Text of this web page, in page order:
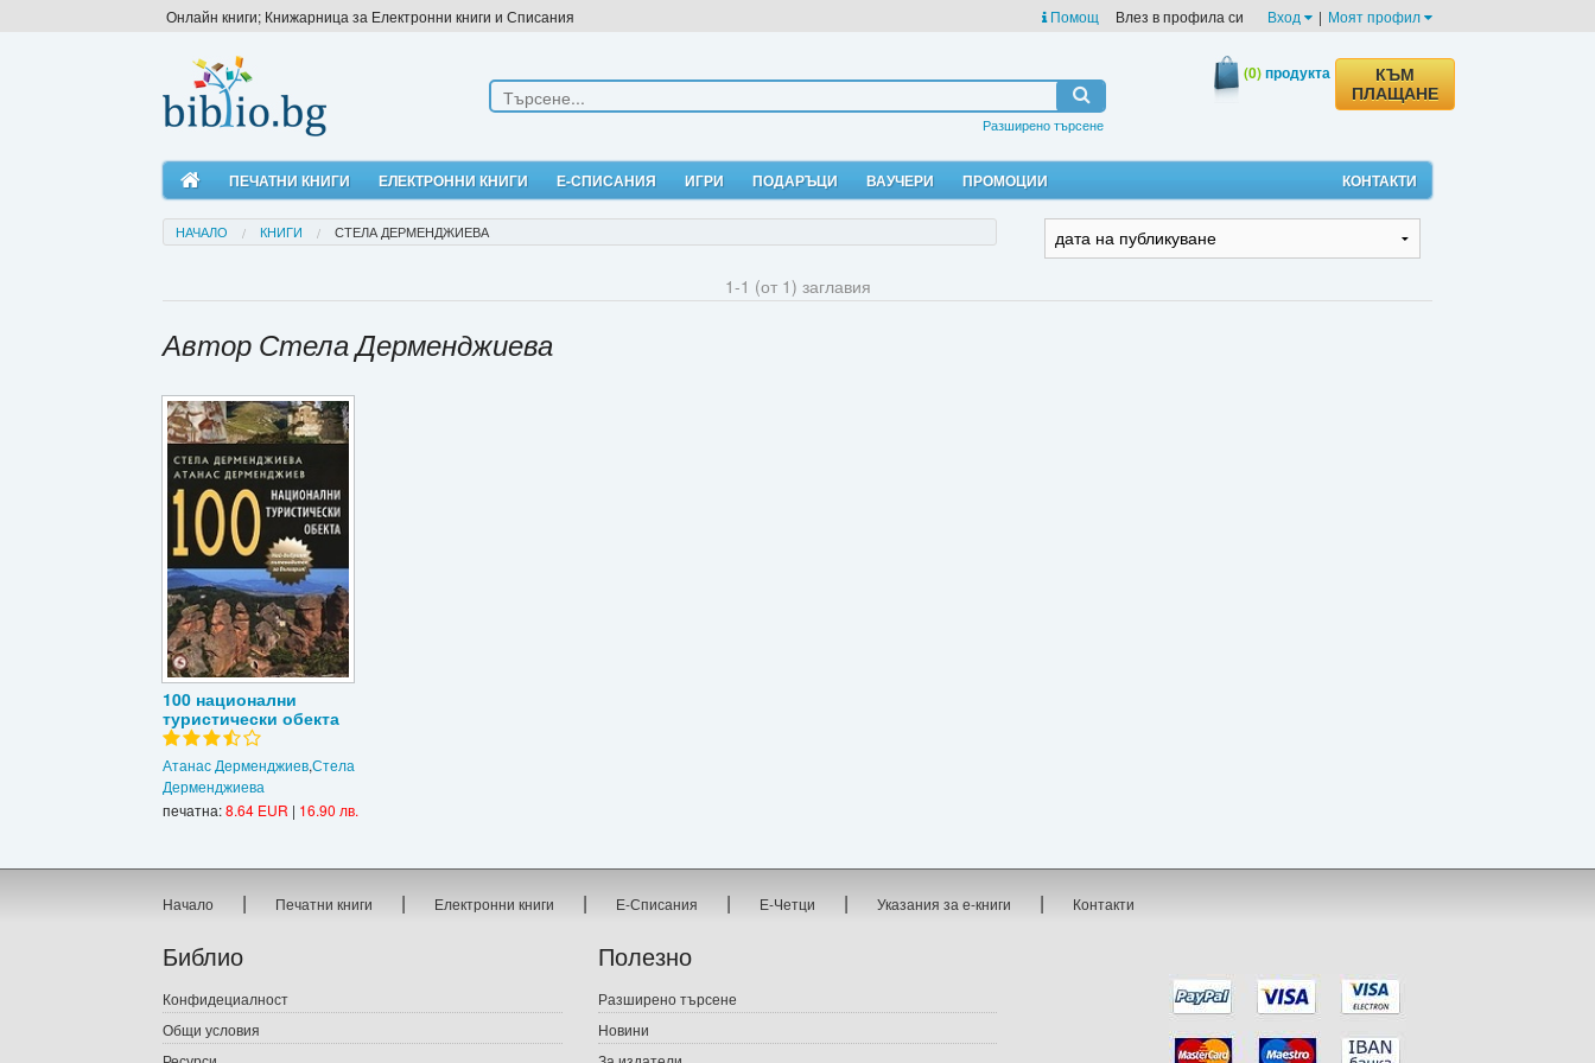
Онлайн книги; Книжарница за Електронни книги и Списания Помощ Влез в профила си Вход | Моят профил
Разширено търсене
(0)продукта
КЪМ
ПЛАЩАНЕ
ПЕЧАТНИ КНИГИ ЕЛЕКТРОННИ КНИГИ Е-СПИСАНИЯ ИГРИ ПОДАРЪЦИ ВАУЧЕРИ ПРОМОЦИИ КОНТАКТИ
НАЧАЛО КНИГИ СТЕЛА ДЕРМЕНДЖИЕВА
1-1 (от 1) заглавия
Автор Стела Дерменджиева
100 национални
туристически обекта
Атанас Дерменджиев,Стела
Дерменджиева
печатна:8.64 EUR | 16.90 лв.
Начало | Печатни книги | Електронни книги | Е-Списания | Е-Четци | Указания за е-книги | Контакти
Библио
Конфидециалност
Общи условия
Полезно
Разширено търсене
Новини